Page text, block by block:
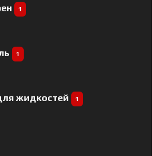
1
1
жидкостей 1